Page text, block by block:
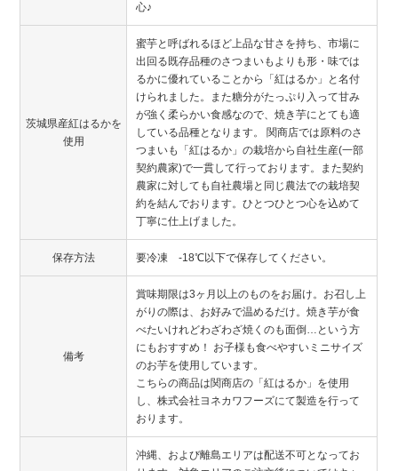
心♪
茨城県産紅はるかを
使用
蜜芋と呼ばれるほど上品な甘さを持ち、市場に
出回る既存品種のさつまいもよりも形・味では
るかに優れていることから「紅はるか」と名付
けられました。また糖分がたっぷり入って甘み
が強く柔らかい食感なので、焼き芋にとても適
している品種となります。 関商店では原料のさ
つまいも「紅はるか」の栽培から自社生産(一部
契約農家)で一貫して行っております。また契約
農家に対しても自社農場と同じ農法での栽培契
約を結んでおります。ひとつひとつ心を込めて
丁寧に仕上げました。
保存方法 要冷凍 -18℃以下で保存してください。
備考
賞味期限は3ヶ月以上のものをお届け。お召し上
がりの際は、お好みで温めるだけ。焼き芋が食
べたいけれどわざわざ焼くのも面倒…という方
にもおすすめ！ お子様も食べやすいミニサイズ
のお芋を使用しています。
こちらの商品は関商店の「紅はるか」を使用
し、株式会社ヨネカワフーズにて製造を行って
おります。
沖縄、および離島エリアは配送不可となってお